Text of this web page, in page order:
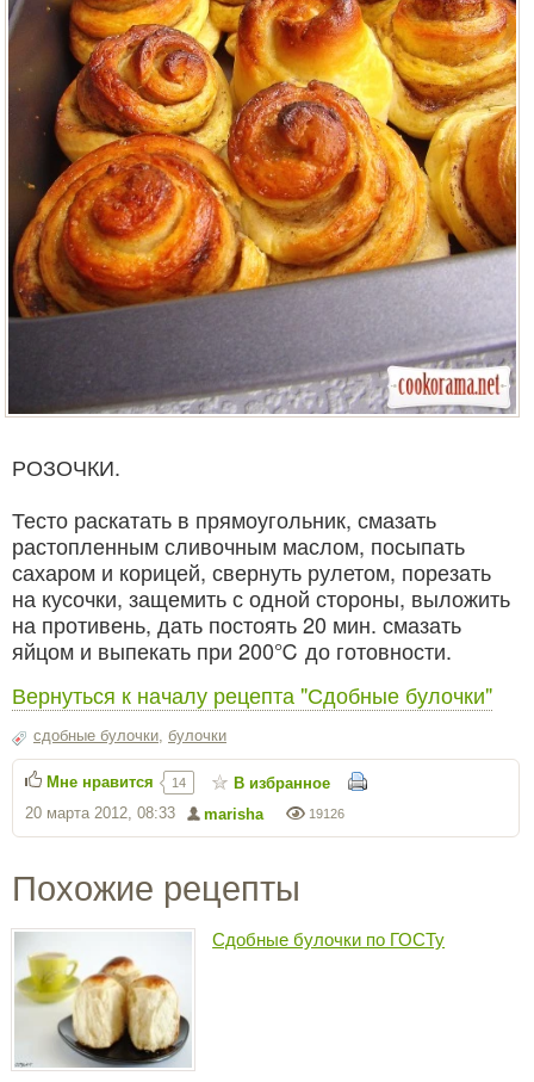
РОЗОЧКИ.
Тесто раскатать в прямоугольник, смазать
растопленным сливочным маслом, посыпать
сахаром и корицей, свернуть рулетом, порезать
на кусочки, защемить с одной стороны, выложить
на противень, дать постоять 20 мин. смазать
яйцом и выпекать при 200℃ до готовности.
Вернуться к началу рецепта "Сдобные булочки"
сдобные булочки, булочки
19126
marisha
20 марта 2012, 08:33
Мне нравится 14 В избранное
Похожие рецепты
Сдобные булочки по ГОСТу